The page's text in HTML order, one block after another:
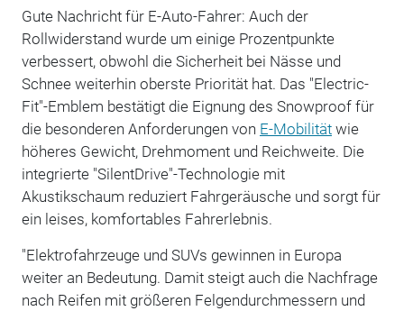
Gute Nachricht für E-Auto-Fahrer: Auch der
Rollwiderstand wurde um einige Prozentpunkte
verbessert, obwohl die Sicherheit bei Nässe und
Schnee weiterhin oberste Priorität hat. Das "Electric-
Fit"-Emblem bestätigt die Eignung des Snowproof für
die besonderen Anforderungen von E-Mobilitätwie
höheres Gewicht, Drehmoment und Reichweite. Die
integrierte "SilentDrive"-Technologie mit
Akustikschaum reduziert Fahrgeräusche und sorgt für
ein leises, komfortables Fahrerlebnis.
"Elektrofahrzeuge und SUVs gewinnen in Europa
weiter an Bedeutung. Damit steigt auch die Nachfrage
nach Reifen mit größeren Felgendurchmessern und